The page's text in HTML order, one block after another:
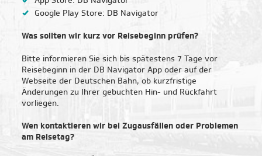
Dresden
Duisburg
Essen
Frankfurt am Main
Google Play Store: DB Navigator
Was sollten wir kurz vor Reisebeginn prüfen?
Bitte informieren Sie sich bis spätestens 7 Tage vor
Reisebeginn in der DB Navigator App oder auf der
Webseite der Deutschen Bahn, ob kurzfristige
Änderungen zu Ihrer gebuchten Hin- und Rückfahrt
vorliegen.
Wen kontaktieren wir bei Zugausfällen oder Problemen
am Reisetag?